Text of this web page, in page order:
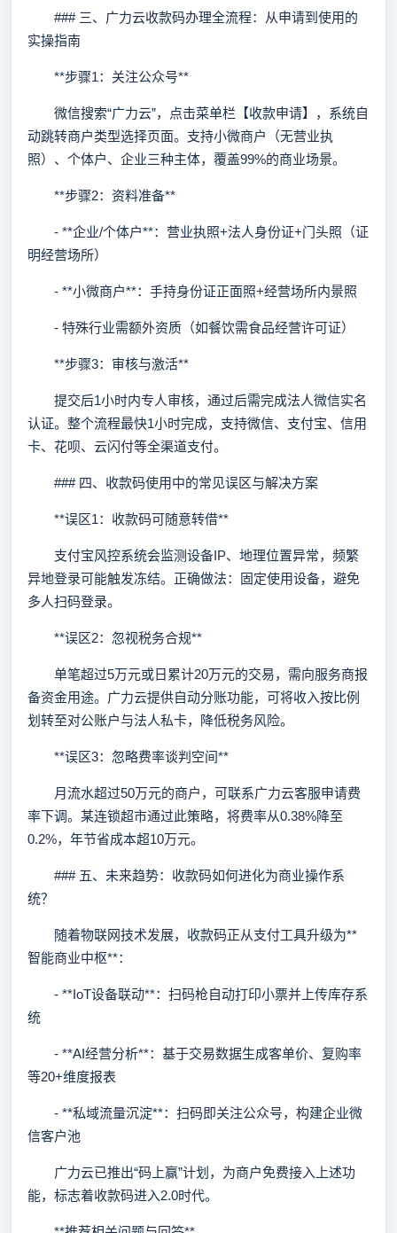
### 三、广力云收款码办理全流程：从申请到使用的
实操指南
**步骤1：关注公众号**
微信搜索“广力云”，点击菜单栏【收款申请】，系统自
动跳转商户类型选择页面。支持小微商户（无营业执
照）、个体户、企业三种主体，覆盖99%的商业场景。
**步骤2：资料准备**
- **企业/个体户**：营业执照+法人身份证+门头照（证
明经营场所）
- **小微商户**：手持身份证正面照+经营场所内景照
- 特殊行业需额外资质（如餐饮需食品经营许可证）
**步骤3：审核与激活**
提交后1小时内专人审核，通过后需完成法人微信实名
认证。整个流程最快1小时完成，支持微信、支付宝、信用
卡、花呗、云闪付等全渠道支付。
### 四、收款码使用中的常见误区与解决方案
**误区1：收款码可随意转借**
支付宝风控系统会监测设备IP、地理位置异常，频繁
异地登录可能触发冻结。正确做法：固定使用设备，避免
多人扫码登录。
**误区2：忽视税务合规**
单笔超过5万元或日累计20万元的交易，需向服务商报
备资金用途。广力云提供自动分账功能，可将收入按比例
划转至对公账户与法人私卡，降低税务风险。
**误区3：忽略费率谈判空间**
月流水超过50万元的商户，可联系广力云客服申请费
率下调。某连锁超市通过此策略，将费率从0.38%降至
0.2%，年节省成本超10万元。
### 五、未来趋势：收款码如何进化为商业操作系
统？
随着物联网技术发展，收款码正从支付工具升级为**
智能商业中枢**：
- **IoT设备联动**：扫码枪自动打印小票并上传库存系
统
- **AI经营分析**：基于交易数据生成客单价、复购率
等20+维度报表
- **私域流量沉淀**：扫码即关注公众号，构建企业微
信客户池
广力云已推出“码上赢”计划，为商户免费接入上述功
能，标志着收款码进入2.0时代。